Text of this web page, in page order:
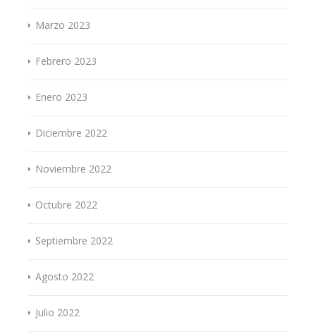
Marzo 2023
Febrero 2023
Enero 2023
Diciembre 2022
Noviembre 2022
Octubre 2022
Septiembre 2022
Agosto 2022
Julio 2022